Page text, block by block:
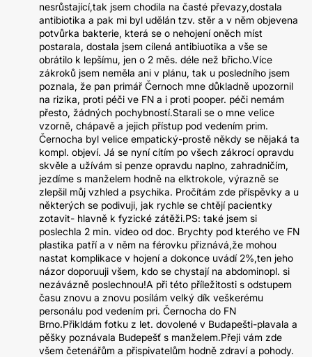
nesrůstající,tak jsem chodila na časté převazy,dostala
antibiotika a pak mi byl udělán tzv. stěr a v něm objevena
potvůrka bakterie, která se o nehojení oněch míst
postarala, dostala jsem cílená antibiuotika a vše se
obrátilo k lepšímu, jen o 2 měs. déle než břicho.Více
zákroků jsem neměla ani v plánu, tak u posledního jsem
poznala, že pan primář Černoch mne důkladně upozornil
na rizika, proti péči ve FN a i proti pooper. péči nemám
přesto, žádných pochybností.Starali se o mne velice
vzorně, chápavě a jejich přístup pod vedením prim.
Černocha byl velice empatický-prostě někdy se nějaká ta
kompl. objeví. Já se nyní cítím po všech zákrocí opravdu
skvěle a užívám si penze opravdu naplno, zahradničím,
jezdíme s manželem hodně na elktrokole, výrazně se
zlepšil můj vzhled a psychika. Pročítám zde příspěvky a u
některých se podivuji, jak rychle se chtějí pacientky
zotavit- hlavně k fyzické zátěži.PS: také jsem si
poslechla 2 min. video od doc. Brychty pod kterého ve FN
plastika patří a v něm na férovku přiznává,že mohou
nastat komplikace v hojení a dokonce uvádí 2%,ten jeho
názor doporuuji všem, kdo se chystají na abdominopl. si
nezávázně poslechnou!A při této příležitosti s odstupem
času znovu a znovu posílám velký dík veškerému
personálu pod vedením pri. Černocha do FN
Brno.Přikldám fotku z let. dovolené v Budapešti-plavala a
pěšky poznávala Budepešť s manželem.Přeji vám zde
všem četenářům a přispivatelům hodně zdraví a pohody.